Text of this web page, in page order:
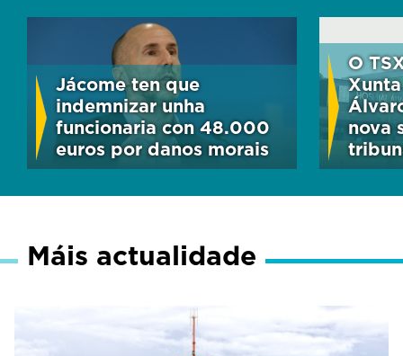
Jácome ten que
indemnizar unha
funcionaria con 48.000
euros por danos morais
O
nova
Máis actualidade